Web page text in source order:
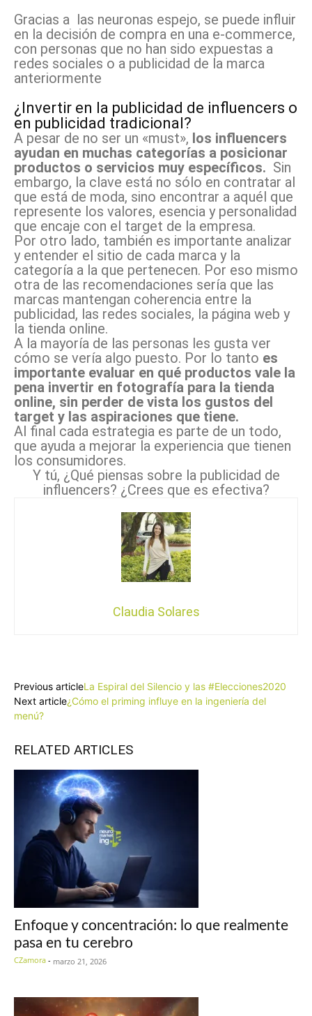
Gracias a las neuronas espejo, se puede influir
en la decisión de compra en una e-commerce,
con personas que no han sido expuestas a
redes sociales o a publicidad de la marca
anteriormente
¿Invertir en la publicidad de influencers o
en publicidad tradicional?
A pesar de no ser un «must», los influencers
ayudan en muchas categorías a posicionar
productos o servicios muy específicos. Sin
embargo, la clave está no sólo en contratar al
que está de moda, sino encontrar a aquél que
represente los valores, esencia y personalidad
que encaje con el target de la empresa.
Por otro lado, también es importante analizar
y entender el sitio de cada marca y la
categoría a la que pertenecen. Por eso mismo
otra de las recomendaciones sería que las
marcas mantengan coherencia entre la
publicidad, las redes sociales, la página web y
la tienda online.
A la mayoría de las personas les gusta ver
cómo se vería algo puesto. Por lo tanto es
importante evaluar en qué productos vale la
pena invertir en fotografía para la tienda
online, sin perder de vista los gustos del
target y las aspiraciones que tiene.
Al final cada estrategia es parte de un todo,
que ayuda a mejorar la experiencia que tienen
los consumidores.
Y tú, ¿Qué piensas sobre la publicidad de
influencers? ¿Crees que es efectiva?
Claudia Solares
Previous articleLa Espiral del Silencio y las #Elecciones2020
Next article¿Cómo el priming influye en la ingeniería del
menú?
RELATED ARTICLES
Enfoque y concentración: lo que realmente
pasa en tu cerebro
CZamora - marzo 21, 2026